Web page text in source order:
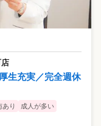
た。 ━━━━━
ら！ Kさん（30歳
━━━━━━━━━━━━━━
切にし、長く働ける場
仕事と育児を両立し時
自分も大事にしてくれ
生充実／完全週休
あり
成人が多い